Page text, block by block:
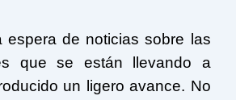
espera de noticias sobre las
que se están llevando a
un ligero avance. No